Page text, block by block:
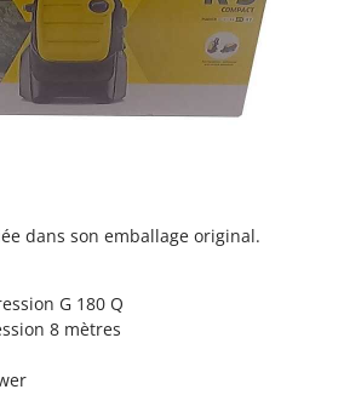
dans son emballage original.
G 180 Q
8 mètres